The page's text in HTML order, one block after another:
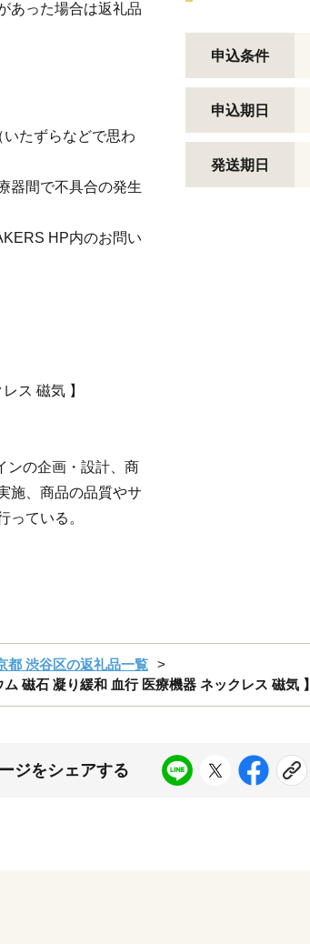
あった場合は返礼品
たずらなどで思わ
器間で不具合の発生
HP内のお問い
ス 磁気 】
ンの企画・設計、商
施、商品の品質やサ
っている。
申込条件
申込期日
発送期日
都 渋谷区の返礼品一覧
磁石 凝り緩和 血行 医療機器 ネックレス 磁気 】
ジをシェアする